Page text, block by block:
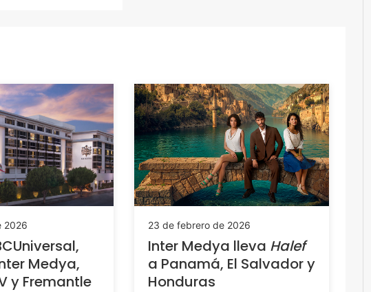
2026
Medya,
y Fremantle
23 de febrero de 2026
Inter Medya lleva Halef
a Panamá, El Salvador y
Honduras